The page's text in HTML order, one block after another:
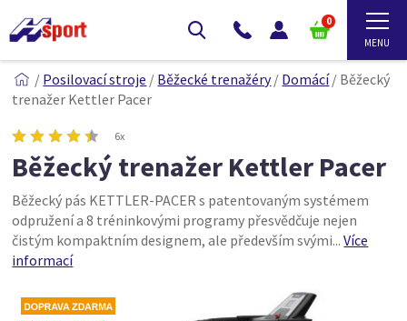
0
/ Posilovací stroje / Běžecké trenažéry/ Domácí/ Běžecký
trenažer Kettler Pacer
6x
Běžecký trenažer Kettler Pacer
Běžecký pás KETTLER-PACER s patentovaným systémem
odpružení a 8 tréninkovými programy přesvědčuje nejen
čistým kompaktním designem, ale především svými...Více
informací